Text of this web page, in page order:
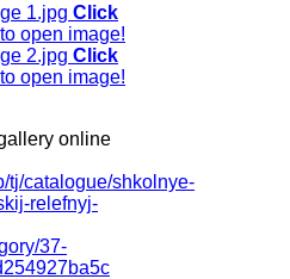
Click
open image!
Click
open image!
online
tj/catalogue/shkolnye-
relefnyj-
37-